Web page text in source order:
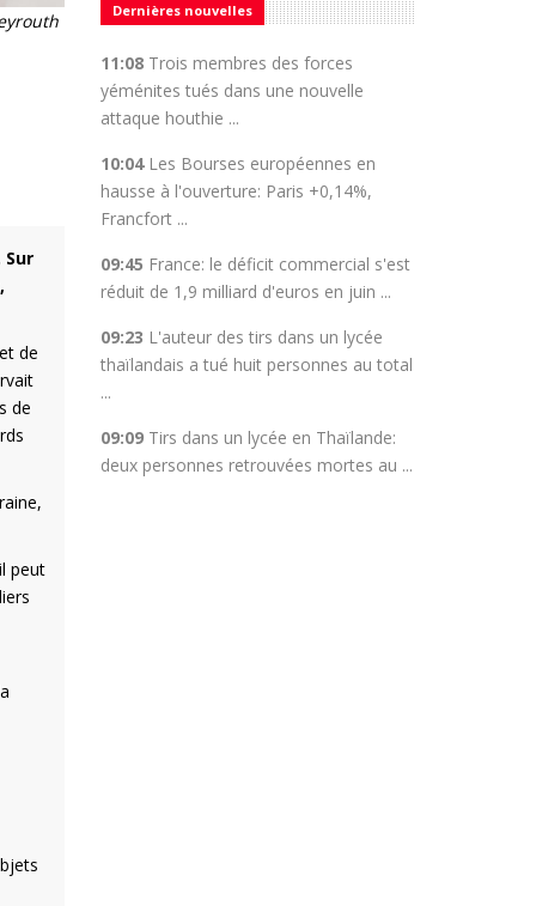
de
de
peut
Dernières nouvelles
11:08 Trois membres des forces
yéménites tués dans une nouvelle
attaque houthie ...
10:04 Les Bourses européennes en
hausse à l'ouverture: Paris +0,14%,
Francfort ...
09:45 France: le déficit commercial s'est
réduit de 1,9 milliard d'euros en juin ...
09:23 L'auteur des tirs dans un lycée
thaïlandais a tué huit personnes au total
...
09:09 Tirs dans un lycée en Thaïlande:
deux personnes retrouvées mortes au ...